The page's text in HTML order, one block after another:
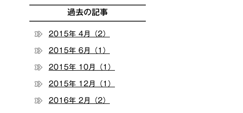
過去の記事
2015年 4月（2）
2015年 6月（1）
2015年 10月（1）
2015年 12月（1）
2016年 2月（2）